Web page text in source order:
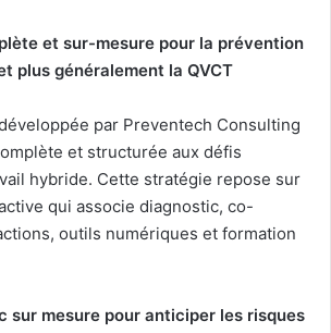
et sur-mesure pour la prévention
plus généralement la QVCT
par Preventech Consulting
et structurée aux défis
hybride. Cette stratégie repose sur
qui associe diagnostic, co-
outils numériques et formation
sur mesure pour anticiper les risques